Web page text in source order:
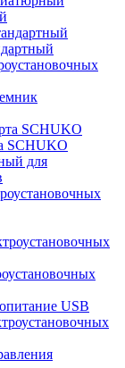
SCHUKO
для
USB